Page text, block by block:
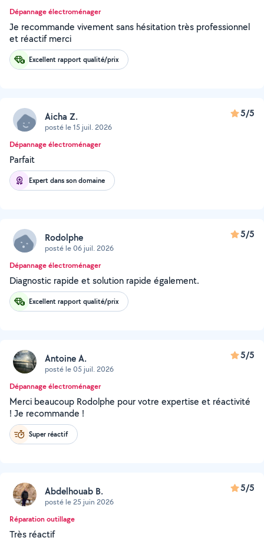
Dépannage électroménager
Je recommande vivement sans hésitation très professionnel
et réactif merci
Excellent rapport qualité/prix
Aicha Z.
posté le 15 juil. 2026
5/5
Dépannage électroménager
Parfait
Expert dans son domaine
Rodolphe
posté le 06 juil. 2026
5/5
Dépannage électroménager
Diagnostic rapide et solution rapide également.
Excellent rapport qualité/prix
Antoine A.
posté le 05 juil. 2026
5/5
Dépannage électroménager
Merci beaucoup Rodolphe pour votre expertise et réactivité
! Je recommande !
Super réactif
Abdelhouab B.
posté le 25 juin 2026
5/5
Réparation outillage
Très réactif